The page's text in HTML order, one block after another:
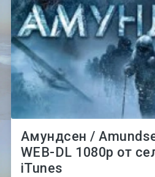
Амундсен /
WEB-DL 1080p от
iTunes